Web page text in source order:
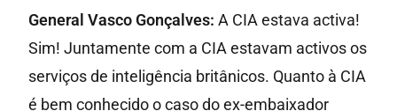
General Vasco Gonçalves: A CIA estava activa!
Sim! Juntamente com a CIA estavam activos os
serviços de inteligência britânicos. Quanto à CIA
é bem conhecido o caso do ex-embaixador